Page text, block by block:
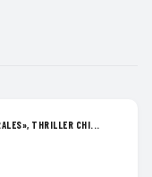
THRILLER CHI...